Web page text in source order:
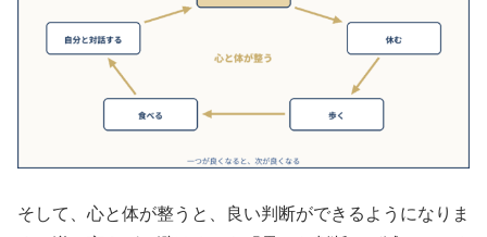
そして、心と体が整うと、良い判断ができるようになりま